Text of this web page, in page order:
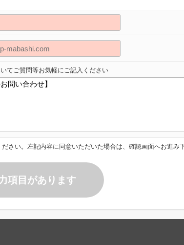
てご質問等お気軽にご記入ください
さい。左記内容に同意いただいた場合は、確認画面へお進み
項目があります